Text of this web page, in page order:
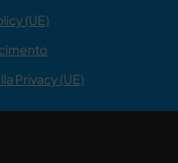
(UE)
Privacy (UE)